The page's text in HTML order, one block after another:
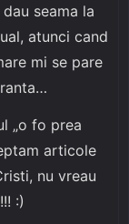
seama la
atunci cand
mi se pare
„o fo prea
articole
nu vreau
:)